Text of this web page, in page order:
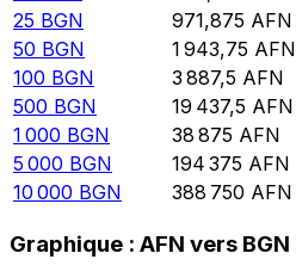
25 BGN 971,875 AFN
50 BGN 1 943,75 AFN
100 BGN 3 887,5 AFN
500 BGN 19 437,5 AFN
1 000 BGN 38 875 AFN
5 000 BGN 194 375 AFN
10 000 BGN 388 750 AFN
Graphique : AFN vers BGN